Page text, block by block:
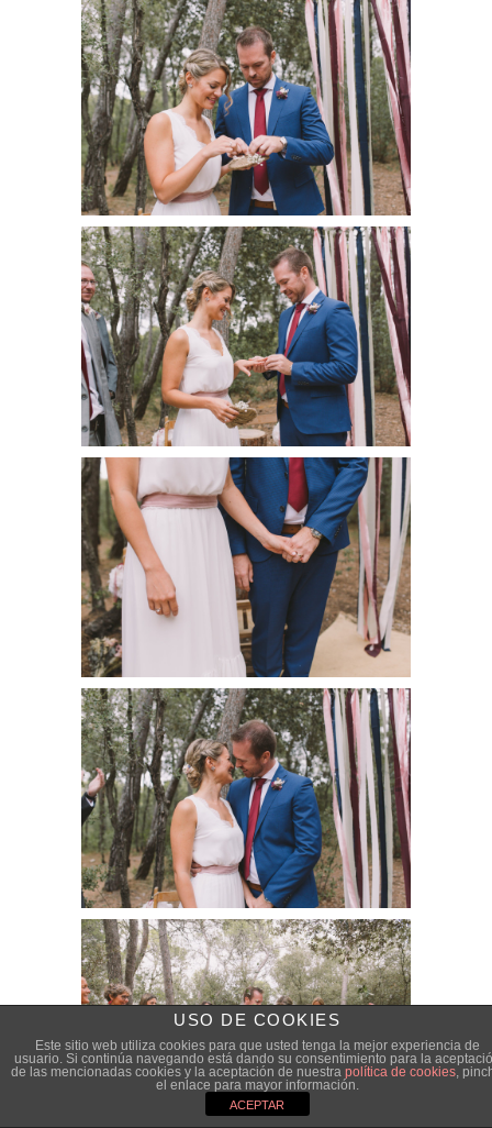
USO DE COOKIES
Este sitio web utiliza cookies para que usted tenga la mejor experiencia de
usuario. Si continúa navegando está dando su consentimiento para la
de las mencionadas cookies y la aceptación de nuestra política de cookies,
el enlace para mayor información.
ACEPTAR